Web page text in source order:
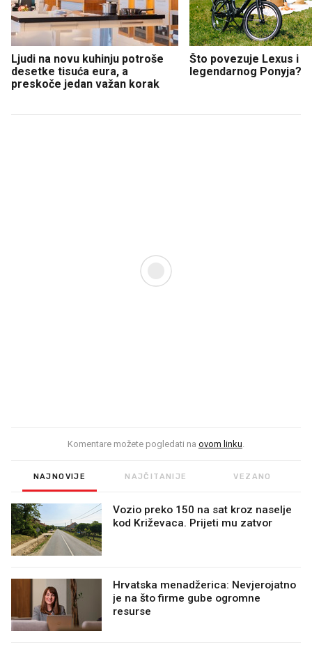
Ljudi na novu kuhinju potroše
desetke tisuća eura, a
preskoče jedan važan korak
Što povezuje Lexus i
legendarnog Ponyja?
Komentare možete pogledati na ovom linku.
NAJNOVIJE NAJČITANIJE VEZANO
Vozio preko 150 na sat kroz naselje
kod Križevaca. Prijeti mu zatvor
Hrvatska menadžerica: Nevjerojatno
je na što firme gube ogromne
resurse